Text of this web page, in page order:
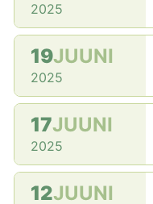
2025
19JUUNI
2025
17JUUNI
2025
12JUUNI